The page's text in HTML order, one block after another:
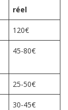
réel
120€
45-80€
25-50€
30-45€